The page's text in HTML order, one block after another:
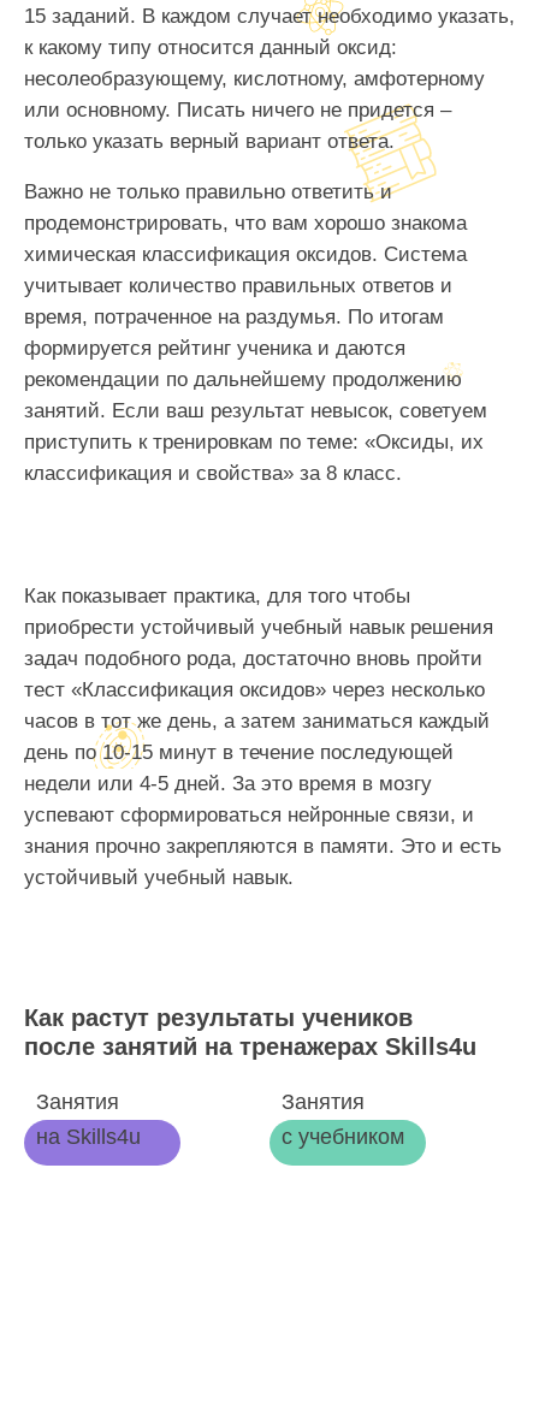
15 заданий. В каждом случает необходимо указать,
к какому типу относится данный оксид:
несолеобразующему, кислотному, амфотерному
или основному. Писать ничего не придется –
только указать верный вариант ответа.
Важно не только правильно ответить и
продемонстрировать, что вам хорошо знакома
химическая классификация оксидов. Система
учитывает количество правильных ответов и
время, потраченное на раздумья. По итогам
формируется рейтинг ученика и даются
рекомендации по дальнейшему продолжению
занятий. Если ваш результат невысок, советуем
приступить к тренировкам по теме: «Оксиды, их
классификация и свойства» за 8 класс.
Как показывает практика, для того чтобы
приобрести устойчивый учебный навык решения
задач подобного рода, достаточно вновь пройти
тест «Классификация оксидов» через несколько
часов в тот же день, а затем заниматься каждый
день по 10-15 минут в течение последующей
недели или 4-5 дней. За это время в мозгу
успевают сформироваться нейронные связи, и
знания прочно закрепляются в памяти. Это и есть
устойчивый учебный навык.
Как растут результаты учеников
после занятий на тренажерах Skills4u
Занятия
на Skills4u
Занятия
с учебником